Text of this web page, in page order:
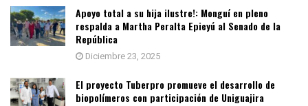
Apoyo total a su hija ilustre!: Monguí en pleno
respalda a Martha Peralta Epieyú al Senado de la
República
Diciembre 23, 2025
El proyecto Tuberpro promueve el desarrollo de
biopolímeros con participación de Uniguajira